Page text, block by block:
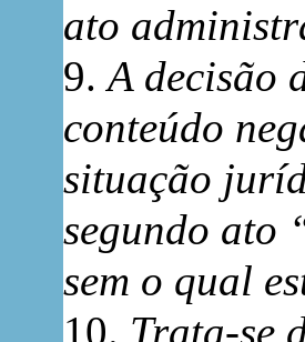
ato
9.A decisão
conteúdo
situação
segundo ato
sem o qual
10. Trata-se